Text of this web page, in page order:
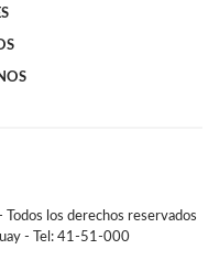
Todos los derechos reservados
- Tel: 41-51-000